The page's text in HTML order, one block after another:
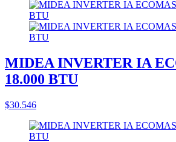
MIDEA INVERTER IA
18.000 BTU
$30.546